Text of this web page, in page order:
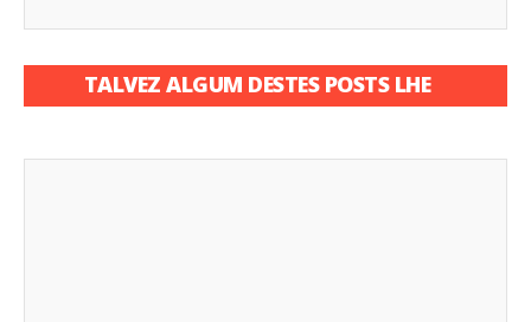
TALVEZ ALGUM DESTES POSTS LHE